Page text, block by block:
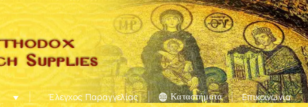
Έλεγχος Παραγγελίας Καταστήματα Επικοινωνία